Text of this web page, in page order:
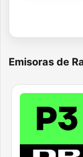
Emisoras de